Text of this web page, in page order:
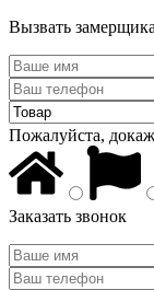
Вызвать замерщика
Пожалуйста,
Заказать звонок